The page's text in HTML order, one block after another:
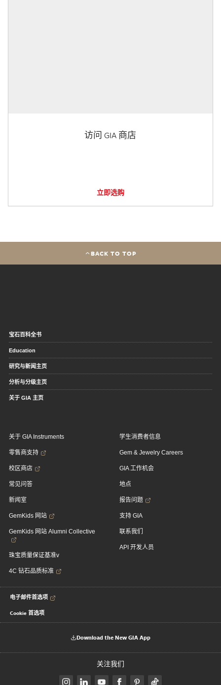
访问 GIA 商店
立即选购
BACK TO TOP
宝石百科全书
Education
研究与新闻主页
分析与分级主页
关于 GIA 主页
关于 GIA Instruments
零售商支持
校区商店
常见问答
新闻室
GemKids 网站
GemKids 网站 Alumni Collective
珠宝质量保证基准v
4C 钻石品质标准
学生消费者信息
Gem & Jewelry Careers
GIA 工作机会
地点
报告问题
支持 GIA
联系我们
API 开发人员
电子邮件首选项
Cookie 首选项
Download the New GIA App
关注我们